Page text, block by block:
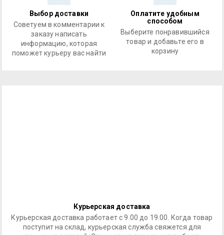
Выбор доставки
Советуем в комментарии к
заказу написать
информацию, которая
поможет курьеру вас найти
Оплатите удобным
способом
Выберите понравившийся
товар и добавьте его в
корзину
Курьерская доставка
Курьерская доставка работает с 9.00 до 19.00. Когда товар
поступит на склад, курьерская служба свяжется для